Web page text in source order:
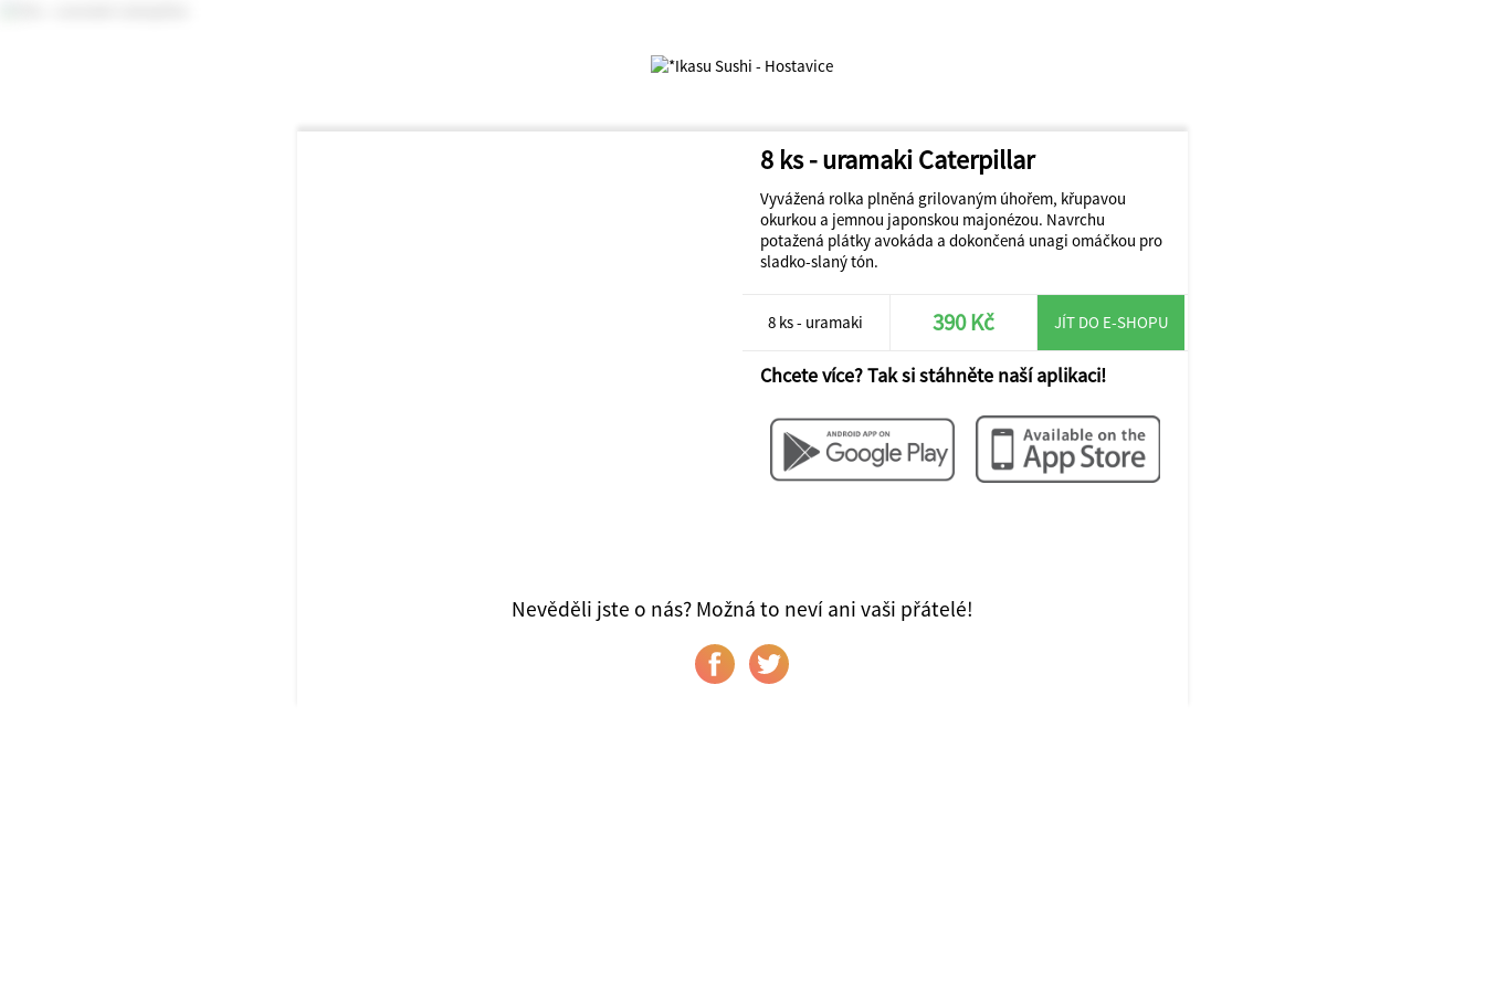
8 ks - uramaki Caterpillar
Vyvážená rolka plněná grilovaným úhořem, křupavou
okurkou a jemnou japonskou majonézou. Navrchu
potažená plátky avokáda a dokončená unagi omáčkou pro
sladko-slaný tón.
8 ks - uramaki 390 Kč JÍT DO E-SHOPU
Chcete více? Tak si stáhněte naší aplikaci!
Nevěděli jste o nás? Možná to neví ani vaši přátelé!